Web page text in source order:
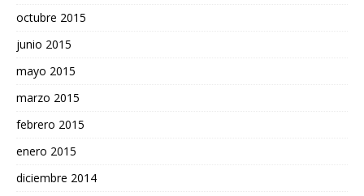
octubre 2015
junio 2015
mayo 2015
marzo 2015
febrero 2015
enero 2015
diciembre 2014